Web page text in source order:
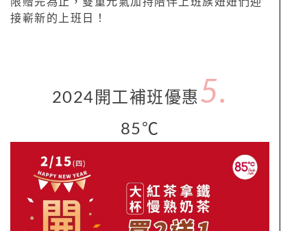
限贈完為止，雙重元氣加持陪伴上班族妞妞們迎
接嶄新的上班日！
2024 開工補班 優惠 5.
85℃